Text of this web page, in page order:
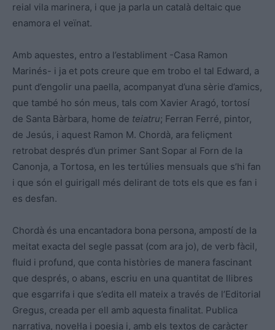
reial vila marinera, i que ja parla un català deltaic que
enamora el veïnat.
Amb aquestes, entro a l’establiment -Casa Ramon
Marinés- i ja et pots creure que em trobo el tal Edward, a
punt d’engolir una paella, acompanyat d’una sèrie d’amics,
que també ho són meus, tals com Xavier Aragó, tortosí
de Santa Bàrbara, home de teiatru; Ferran Ferré, pintor,
de Jesús, i aquest Ramon M. Chordà, ara feliçment
retrobat després d’un primer Sant Sopar al Forn de la
Canonja, a Tortosa, en les tertúlies mensuals que s’hi fan
i que són el guirigall més delirant de tots els que es fan i
es desfan.
Chordà és una encantadora bona persona, ampostí de la
meitat exacta del segle passat (com ara jo), de verb fàcil,
fluid i profund, que conta històries de manera fascinant
que després, o abans, escriu en una quantitat de llibres
que esgarrifa i que s’edita ell mateix a través de l’Editorial
Gregus, creada per ell amb aquesta finalitat. Publica
narrativa, novel·la i poesia i, amb els textos de caràcter